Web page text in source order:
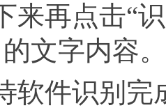
再点击“识
文字内容。
件识别完成